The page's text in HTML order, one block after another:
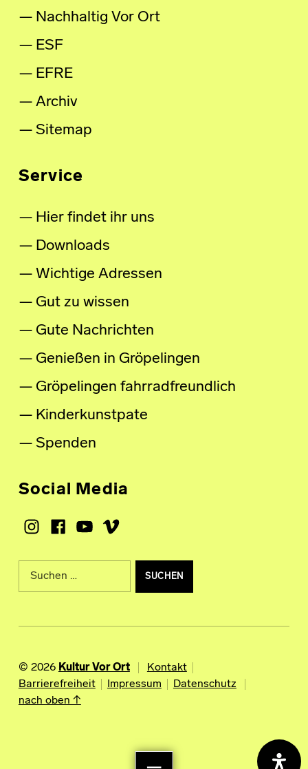
Nachhaltig Vor Ort
ESF
EFRE
Archiv
Sitemap
Service
Hier findet ihr uns
Downloads
Wichtige Adressen
Gut zu wissen
Gute Nachrichten
Genießen in Gröpelingen
Gröpelingen fahrradfreundlich
Kinderkunstpate
Spenden
Social Media
Instagram
Facebook
Youtube
Vimeo
Suche nach:
© 2026 Kultur Vor Ort
Kontakt
Barrierefreiheit
Impressum
Datenschutz
nach oben ↑